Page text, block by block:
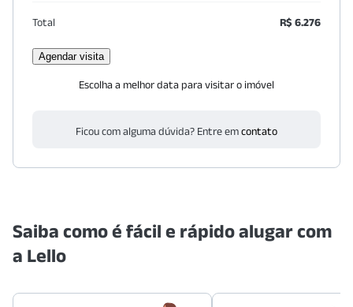
Total R$ 6.276
Agendar visita
Escolha a melhor data para visitar o imóvel
Ficou com alguma dúvida? Entre emcontato
Saiba como é fácil e rápido alugar com
a Lello